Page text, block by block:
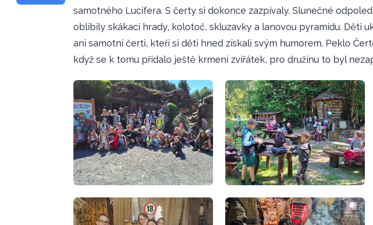
samotného Lucifera. S čerty si dokonce zazpívaly. Slunečné
oblíbily skákací hrady, kolotoč, skluzavky a lanovou pyramidu. Děti
ani samotní čerti, kteří si děti hned získali svým humorem. Peklo
když se k tomu přidalo ještě krmení zvířátek, pro družinu to byl